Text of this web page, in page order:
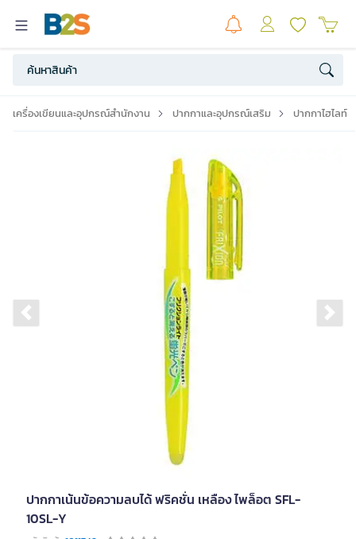
เครื่องเขียนและอุปกรณ์สำนักงาน ปากกาและอุปกรณ์เสริม ปากกาไฮไลท์
Previous slide
ปากกาเน้นข้อความลบได้ ฟริคชั่น เหลือง ไพล็อต SFL-
10SL-Y